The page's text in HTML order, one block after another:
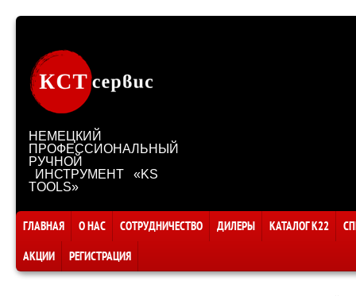
НЕМЕЦКИЙ
ПРОФЕССИОНАЛЬНЫЙ
РУЧНОЙ
ИНСТРУМЕНТ «KS
TOOLS»
ГЛАВНАЯ О НАС СОТРУДНИЧЕСТВО ДИЛЕРЫ КАТАЛОГ К22
АКЦИИ
РЕГИСТРАЦИЯ